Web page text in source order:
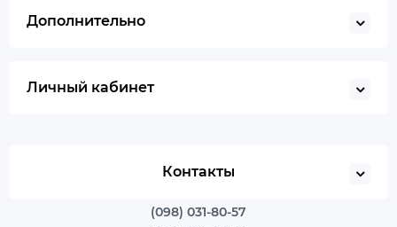
Дополнительно
Личный кабинет
Контакты
(098) 031-80-57